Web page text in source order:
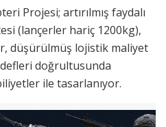
Projesi; artırılmış faydalı
(lançerler hariç 1200kg),
düşürülmüş lojistik maliyet
doğrultusunda
ile tasarlanıyor.